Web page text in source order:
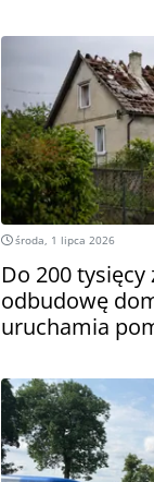
środa, 1 lipca 2026
Do 200 tysięcy
odbudowę
uruchamia